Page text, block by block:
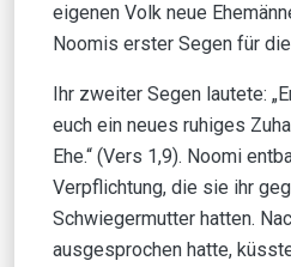
eigenen Volk neue
Noomis erster Segen für die
Ihr zweiter Segen lautete:
euch ein neues ruhiges
Ehe.“ (Vers 1,9). Noomi
Verpflichtung, die sie ihr
Schwiegermutter hatten.
ausgesprochen hatte,